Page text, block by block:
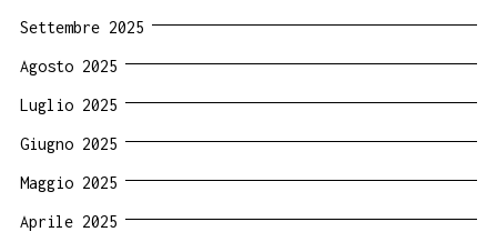
Settembre 2025
Agosto 2025
Luglio 2025
Giugno 2025
Maggio 2025
Aprile 2025